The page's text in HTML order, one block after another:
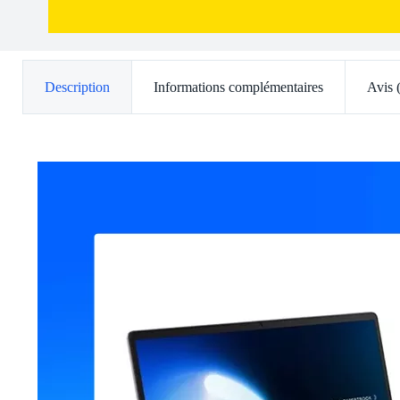
Description Informations complémentaires Avis